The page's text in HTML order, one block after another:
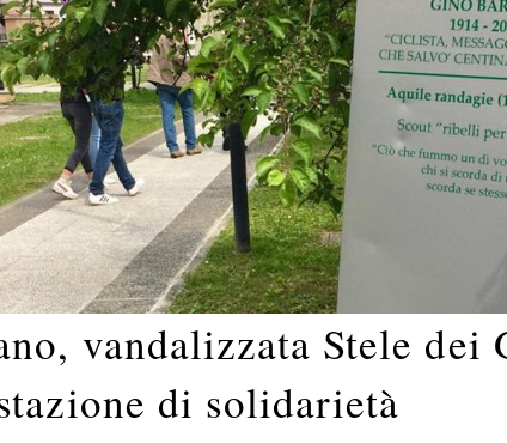
vandalizzata Stele dei
di solidarietà